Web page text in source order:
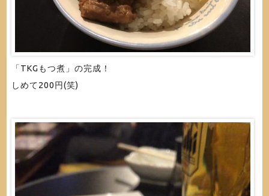
「TKGもつ煮」の完成！
しめて200円(笑)